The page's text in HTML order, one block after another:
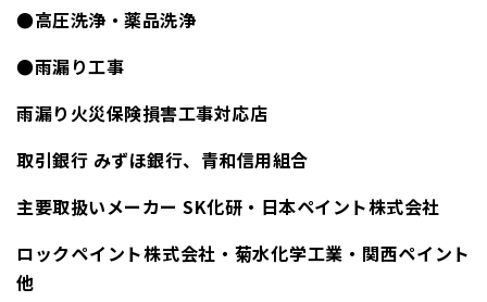
●高圧洗浄・薬品洗浄
●雨漏り工事
雨漏り火災保険損害工事対応店
取引銀行 みずほ銀行、青和信用組合
主要取扱いメーカー SK化研・日本ペイント株式会社
ロックペイント株式会社・菊水化学工業・関西ペイント
他